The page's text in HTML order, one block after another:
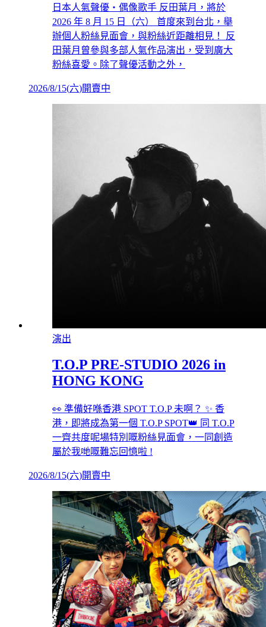
日本人氣聲優・偶像歌手 反田葉月，將於
2026 年 8 月 15 日（六） 首度來到台北，舉
辦個人粉絲見面會，與粉絲近距離相見！ 反
田葉月曾參與多部人氣作品演出，受到廣大
粉絲喜愛。除了聲優活動之外，
2026/8/15(六)開賣中
演出
T.O.P PRE-STUDIO 2026 in
HONG KONG
👀 準備好喺香港 SPOT T.O.P 未啊？ ✨ 香
港，即將成為第一個 T.O.P SPOT👑 同 T.O.P
一齊共度呢場特別嘅粉絲見面會，一同創造
屬於我哋嘅難忘回憶啦 !
2026/8/15(六)開賣中